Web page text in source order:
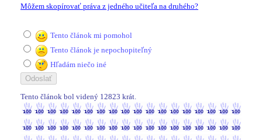
Môžem skopírovať práva z jedného učiteľa na druhého?
Tento článok mi pomohol
Tento článok je nepochopiteľný
Hľadám niečo iné
Tento článok bol videný 12823 krát.